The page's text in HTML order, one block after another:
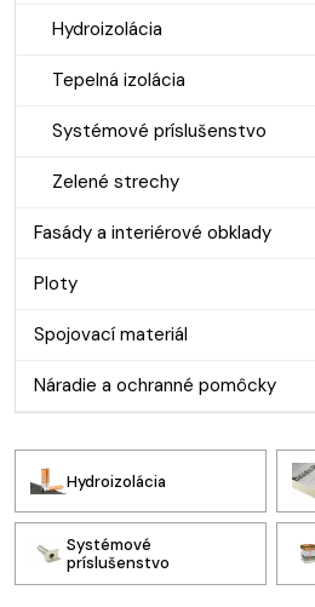
Hydroizolácia
Tepelná izolácia
Systémové príslušenstvo
Zelené strechy
Fasády a interiérové obklady
Ploty
Spojovací materiál
Náradie a ochranné pomôcky
Hydroizolácia
Systémové
príslušenstvo